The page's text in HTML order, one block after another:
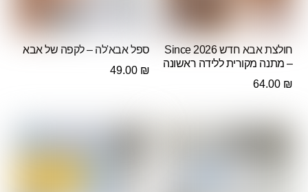
חולצת אבא חדש Since 2026
– מתנה מקורית ללידה ראשונה
64.00 ₪
ספל אבא'לה – לקפה של אבא
49.00 ₪